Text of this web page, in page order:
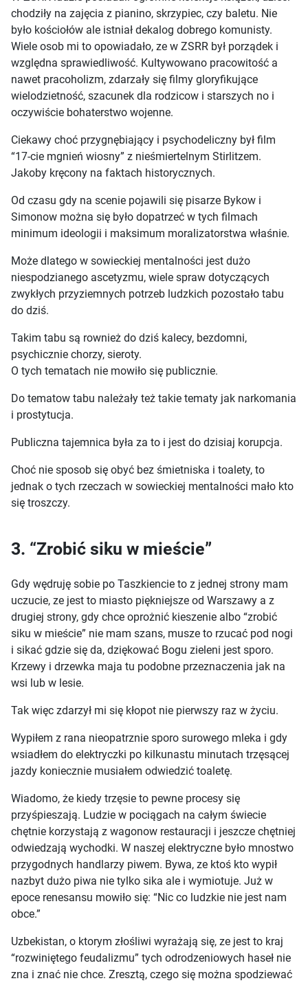
chodziły na zajęcia z pianino, skrzypiec, czy baletu. Nie
było kościołów ale istniał dekalog dobrego komunisty.
Wiele osob mi to opowiadało, ze w ZSRR był porządek i
względna sprawiedliwość. Kultywowano pracowitość a
nawet pracoholizm, zdarzały się filmy gloryfikujące
wielodzietność, szacunek dla rodzicow i starszych no i
oczywiście bohaterstwo wojenne.
Ciekawy choć przygnębiający i psychodeliczny był film
“17-cie mgnień wiosny” z nieśmiertelnym Stirlitzem.
Jakoby kręcony na faktach historycznych.
Od czasu gdy na scenie pojawili się pisarze Bykow i
Simonow można się było dopatrzeć w tych filmach
minimum ideologii i maksimum moralizatorstwa właśnie.
Może dlatego w sowieckiej mentalności jest dużo
niespodzianego ascetyzmu, wiele spraw dotyczących
zwykłych przyziemnych potrzeb ludzkich pozostało tabu
do dziś.
Takim tabu są rownież do dziś kalecy, bezdomni,
psychicznie chorzy, sieroty.
O tych tematach nie mowiło się publicznie.
Do tematow tabu należały też takie tematy jak narkomania
i prostytucja.
Publiczna tajemnica była za to i jest do dzisiaj korupcja.
Choć nie sposob się obyć bez śmietniska i toalety, to
jednak o tych rzeczach w sowieckiej mentalności mało kto
się troszczy.
3. “Zrobić siku w mieście”
Gdy wędruję sobie po Taszkiencie to z jednej strony mam
uczucie, ze jest to miasto piękniejsze od Warszawy a z
drugiej strony, gdy chce oprożnić kieszenie albo “zrobić
siku w mieście” nie mam szans, musze to rzucać pod nogi
i sikać gdzie się da, dziękować Bogu zieleni jest sporo.
Krzewy i drzewka maja tu podobne przeznaczenia jak na
wsi lub w lesie.
Tak więc zdarzył mi się kłopot nie pierwszy raz w życiu.
Wypiłem z rana nieopatrznie sporo surowego mleka i gdy
wsiadłem do elektryczki po kilkunastu minutach trzęsącej
jazdy koniecznie musiałem odwiedzić toaletę.
Wiadomo, że kiedy trzęsie to pewne procesy się
przyśpieszają. Ludzie w pociągach na całym świecie
chętnie korzystają z wagonow restauracji i jeszcze chętniej
odwiedzają wychodki. W naszej elektryczne było mnostwo
przygodnych handlarzy piwem. Bywa, ze ktoś kto wypił
nazbyt dużo piwa nie tylko sika ale i wymiotuje. Już w
epoce renesansu mowiło się: “Nic co ludzkie nie jest nam
obce.”
Uzbekistan, o ktorym złośliwi wyrażają się, ze jest to kraj
“rozwiniętego feudalizmu” tych odrodzeniowych haseł nie
zna i znać nie chce. Zresztą, czego się można spodziewać